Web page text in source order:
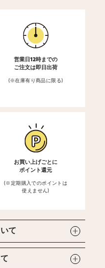
営業日12時までの
ご注文は即日出荷
(※在庫有り商品に限る)
お買い上げごとに
ポイント還元
(※定期購入でのポイントは
使えません)
て